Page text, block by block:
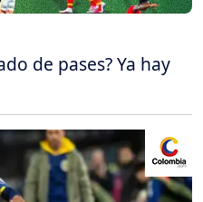
de pases? Ya hay